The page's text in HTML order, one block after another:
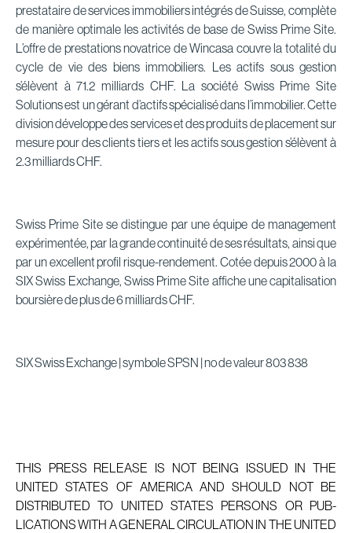
prestataire de services immobiliers intégrés de Suisse, complète
de manière optimale les activités de base de Swiss Prime Site.
L’offre de prestations novatrice de Wincasa couvre la totalité du
cycle de vie des biens immobiliers. Les actifs sous gestion
s’élèvent à 71.2 milliards CHF. La société Swiss Prime Site
Solutions est un gérant d’actifs spécialisé dans l’immobilier. Cette
division développe des services et des produits de placement sur
mesure pour des clients tiers et les actifs sous gestion s’élèvent à
2.3 milliards CHF.
Swiss Prime Site se distingue par une équipe de management
expérimentée, par la grande continuité de ses résultats, ainsi que
par un excellent profil risque-rendement. Cotée depuis 2000 à la
SIX Swiss Exchange, Swiss Prime Site affiche une capitalisation
boursière de plus de 6 milliards CHF.
SIX Swiss Exchange | symbole SPSN | no de valeur 803 838
THIS PRESS RELEASE IS NOT BEING ISSUED IN THE
UNITED STATES OF AMERICA AND SHOULD NOT BE
DISTRIBUTED TO UNITED STATES PERSONS OR PUB­
LICATIONS WITH A GENERAL CIRCULATION IN THE UNITED